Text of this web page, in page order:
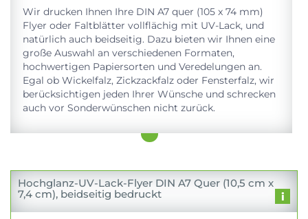
Wir drucken Ihnen Ihre DIN A7 quer (105 x 74 mm)
Flyer oder Faltblätter vollflächig mit UV-Lack, und
natürlich auch beidseitig. Dazu bieten wir Ihnen eine
große Auswahl an verschiedenen Formaten,
hochwertigen Papiersorten und Veredelungen an.
Egal ob Wickelfalz, Zickzackfalz oder Fensterfalz, wir
berücksichtigen jeden Ihrer Wünsche und schrecken
auch vor Sonderwünschen nicht zurück.
Hochglanz-UV-Lack-Flyer DIN A7 Quer (10,5 cm x
7,4 cm), beidseitig bedruckt